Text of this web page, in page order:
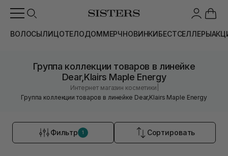
ВОЛОСЫЛИЦОТЕЛОДОММЕРЧНОВИНКИБЕСТСЕЛЛЕРЫ
Группа коллекции товаров в линейке
Dear,Klairs Maple Energy
Интернет магазин косметики
Группа коллекции товаров в линейке Dear,Klairs Maple Energy
Фильтр 1 Сортировать